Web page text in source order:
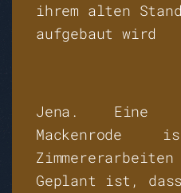
ihrem alten
aufgebaut wird
Jena. Eine
Geplant ist,